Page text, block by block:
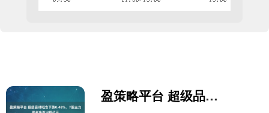
盈策略平台 超级品牌概念下跌0.48%，7股主力资金净流出超亿元